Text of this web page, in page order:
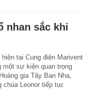
nhan sắc khi
hiện tại Cung điện Marivent
một sự kiện quan trọng
gia Tây Ban Nha,
chúa Leonor tiếp tục